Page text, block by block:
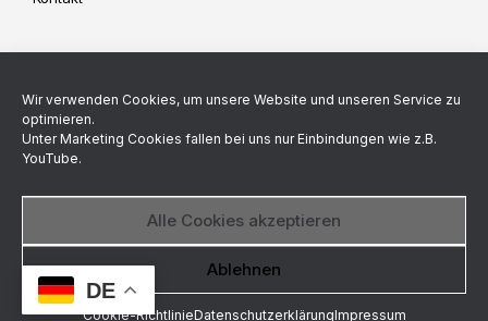
Wir verwenden Cookies, um unsere Website und unseren Service zu
optimieren.
Unter Marketing Cookies fallen bei uns nur Einbindungen wie z.B.
YouTube.
Alle Cookies akzeptieren
Ablehnen
Cookie-RichtlinieDatenschutzerklärungImpressum
Datenschutz
Cookie-Richtlinie (EU)
Backend made by
Ein Theme vonSiteOrigin
DE